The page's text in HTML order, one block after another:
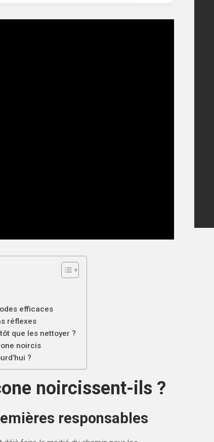
efficaces
réflexes
que les nettoyer ?
noircis
?
noircissent-ils ?
responsables